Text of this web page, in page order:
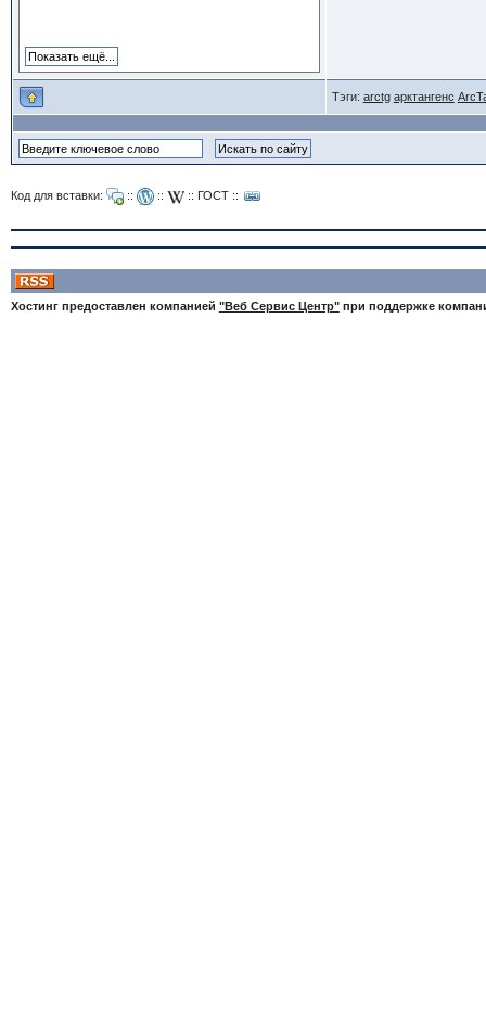
Тэги: arctg арктангенс
Код для вставки: :: :: :: ГОСТ::
Хостинг предоставлен компанией "Веб Сервис Центр"при поддержке